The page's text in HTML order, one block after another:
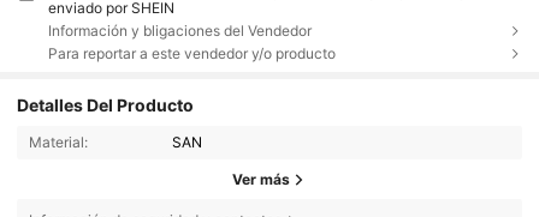
enviado por SHEIN
Información y bligaciones del Vendedor
Para reportar a este vendedor y/o producto
Detalles Del Producto
Material: SAN
Ver más